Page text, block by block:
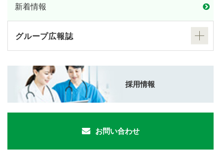
新着情報
グループ広報誌
採用情報
お問い合わせ